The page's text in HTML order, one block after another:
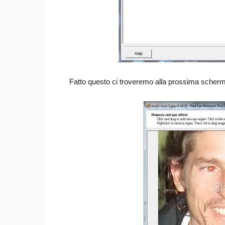
Fatto questo ci troveremo alla prossima